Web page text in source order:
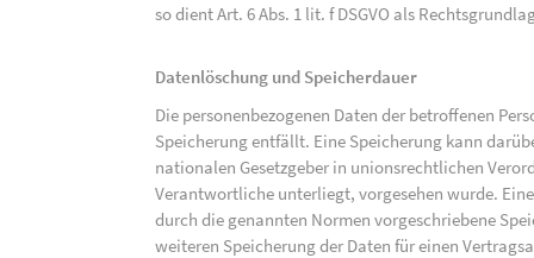
so dient Art. 6 Abs. 1 lit. f DSGVO als
Datenlöschung und Speicherdauer
Die personenbezogenen Daten der betroffenen
Speicherung entfällt. Eine Speicherung kann
nationalen Gesetzgeber in unionsrechtlichen
Verantwortliche unterliegt, vorgesehen wurde.
durch die genannten Normen vorgeschriebene
weiteren Speicherung der Daten für einen